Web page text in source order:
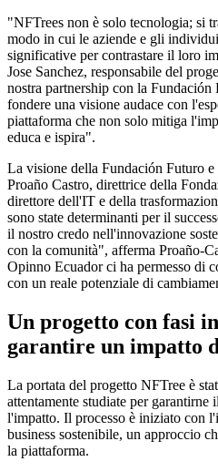
"NFTrees non è solo tecnologia; si
modo in cui le aziende e gli
significative per contrastare il loro
Jose Sanchez, responsabile del
nostra partnership con la Fundación
fondere una visione audace con
piattaforma che non solo mitiga
educa e ispira".
La visione della Fundación Futuro
Proaño Castro, direttrice della
direttore dell'IT e della
sono state determinanti per il
il nostro credo nell'innovazione
con la comunità", afferma Proaño-
Opinno Ecuador ci ha permesso di
con un reale potenziale di
Un progetto con fasi
garantire un impatto
La portata del progetto NFTree è
attentamente studiate per garantirne
l'impatto. Il processo è iniziato con
business sostenibile, un approccio
la piattaforma.